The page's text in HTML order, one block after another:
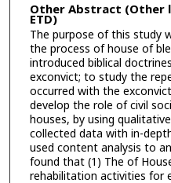
Other Abstract (Other
ETD)
The purpose of this study
the process of house of
introduced biblical
exconvict; to study the
occurred with the
develop the role of civil
houses, by using
collected data with in-
used content analysis to
found that (1) The of
rehabilitation activities for